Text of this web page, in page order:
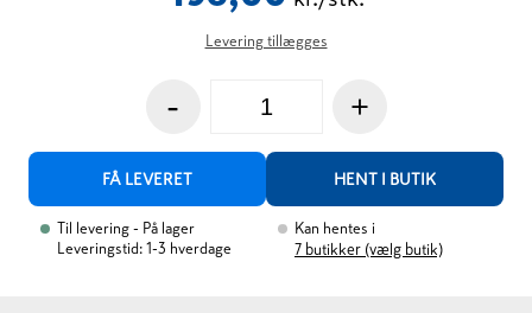
Levering tillægges
- +
FÅ LEVERET HENT I BUTIK
Til levering - På lager
Leveringstid: 1-3 hverdage
Kan hentes i
7 butikker (vælg butik)